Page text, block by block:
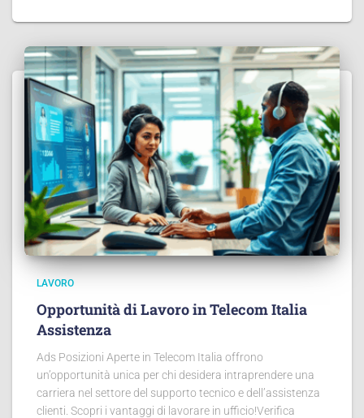
LAVORO
Opportunità di Lavoro in Telecom Italia
Assistenza
Ads Posizioni Aperte in Telecom Italia offrono
un’opportunità unica per chi desidera intraprendere una
carriera nel settore del supporto tecnico e dell’assistenza
clienti. Scopri i vantaggi di lavorare in ufficio!Verifica